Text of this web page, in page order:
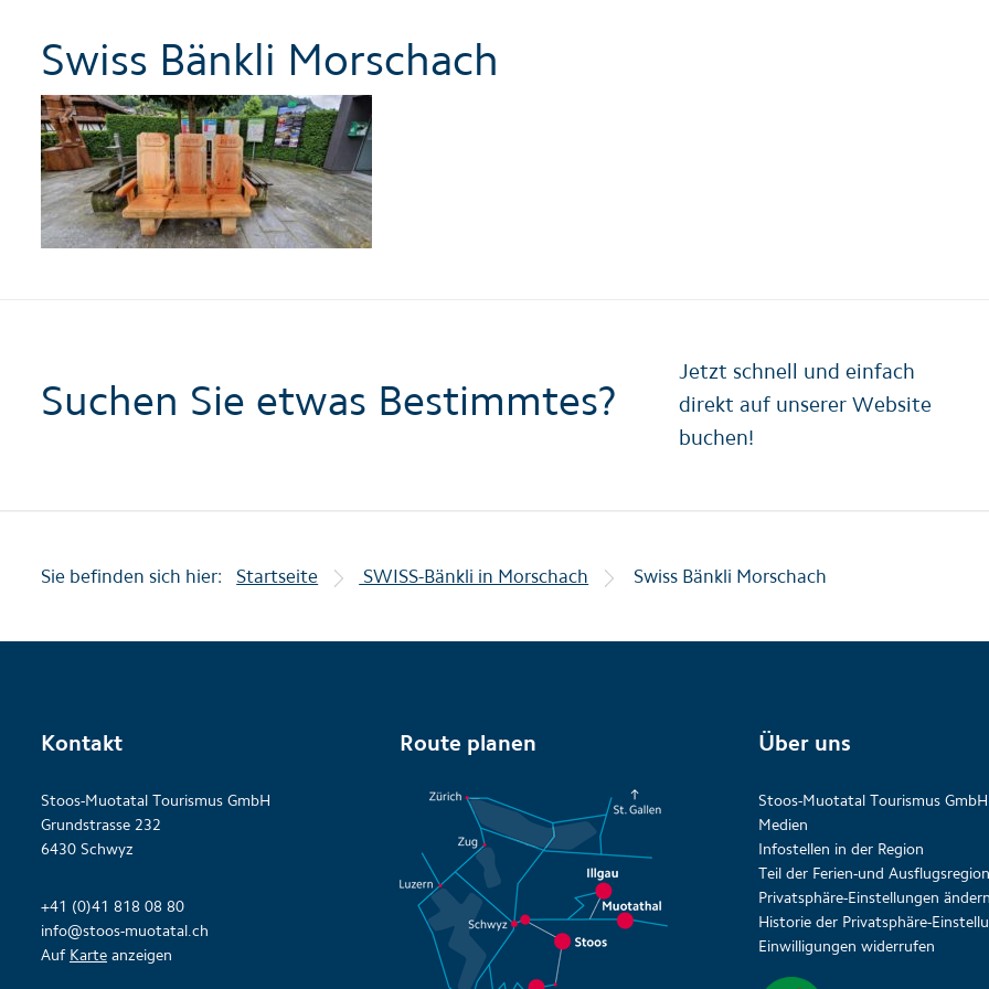
Swiss Bänkli Morschach
Suchen Sie etwas Bestimmtes?
Jetzt schnell und einfach
direkt auf unserer Website
buchen!
Sie befinden sich hier: Startseite SWISS-Bänkli in Morschach Swiss Bänkli Morschach
Kontakt
Stoos-Muotatal Tourismus GmbH
Grundstrasse 232
6430 Schwyz
+41 (0)41 818 08 80
info@stoos-muotatal.ch
Auf Karte anzeigen
Route planen Über uns
Stoos-Muotatal Tourismus GmbH
Medien
Infostellen in der Region
Teil der Ferien-und
Privatsphäre-Einstellungen ändern
Historie der Privatsphäre-
Einwilligungen widerrufen